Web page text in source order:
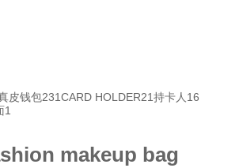
皮钱包231CARD HOLDER21持卡人16
1
makeup bag